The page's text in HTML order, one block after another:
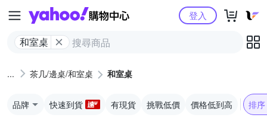
Yahoo購物中心
和室桌
登入
茶几/邊桌/和室桌 和室桌
品牌 快速到貨 有現貨 挑戰低價 價格低到高 排序